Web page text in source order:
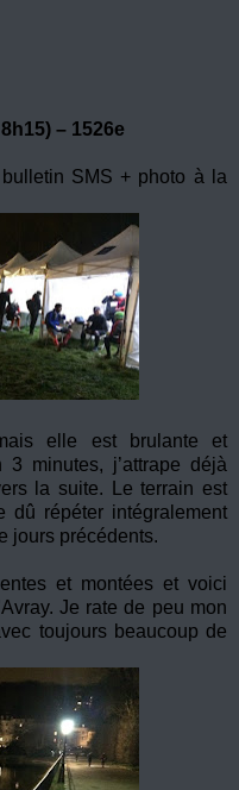
– 1526e
SMS + photo à la
elle est brulante et
minutes, j’attrape déjà
la suite. Le terrain est
dû répéter intégralement
jours précédents.
et montées et voici
Je rate de peu mon
toujours beaucoup de